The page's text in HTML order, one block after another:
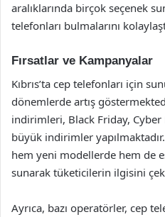
aralıklarında birçok seçenek
telefonları bulmalarını
Fırsatlar ve Kampanyalar
Kıbrıs’ta cep telefonları için
dönemlerde artış
indirimleri, Black Friday,
büyük indirimler
hem yeni modellerde hem de
sunarak tüketicilerin ilgisini
Ayrıca, bazı operatörler, cep